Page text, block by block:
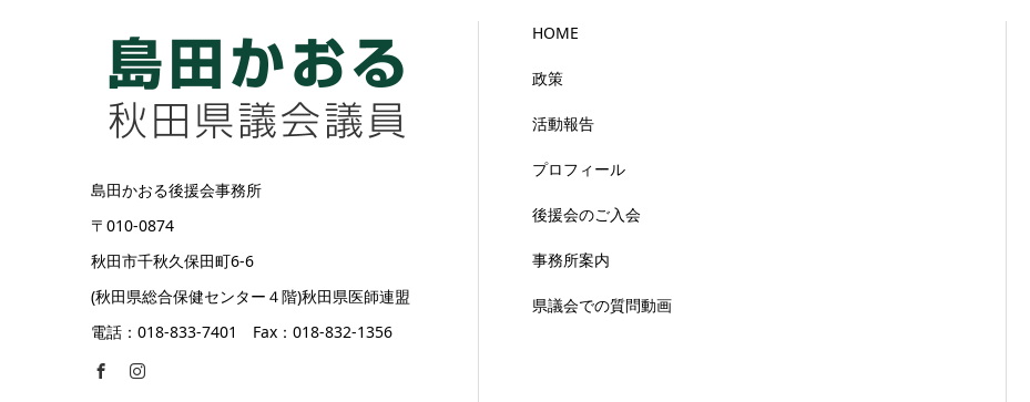
島田かおる後援会事務所
〒010-0874
秋田市千秋久保田町6-6
(秋田県総合保健センター４階)秋田県医師連盟
電話：018-833-7401 Fax：018-832-1356
HOME
政策
活動報告
プロフィール
後援会のご入会
事務所案内
県議会での質問動画